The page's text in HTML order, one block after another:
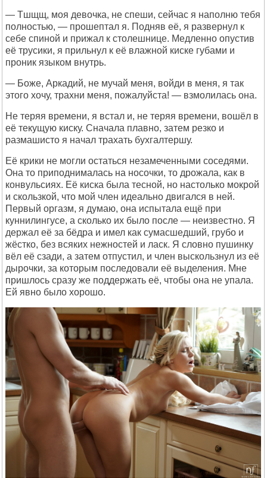
— Тшщщ, моя девочка, не спеши, сейчас я наполню тебя
полностью, — прошептал я. Подняв её, я развернул к
себе спиной и прижал к столешнице. Медленно опустив
её трусики, я прильнул к её влажной киске губами и
проник языком внутрь.
— Боже, Аркадий, не мучай меня, войди в меня, я так
этого хочу, трахни меня, пожалуйста! — взмолилась она.
Не теряя времени, я встал и, не теряя времени, вошёл в
её текущую киску. Сначала плавно, затем резко и
размашисто я начал трахать бухгалтершу.
Её крики не могли остаться незамеченными соседями.
Она то приподнималась на носочки, то дрожала, как в
конвульсиях. Её киска была тесной, но настолько мокрой
и скользкой, что мой член идеально двигался в ней.
Первый оргазм, я думаю, она испытала ещё при
куннилингусе, а сколько их было после — неизвестно. Я
держал её за бёдра и имел как сумасшедший, грубо и
жёстко, без всяких нежностей и ласк. Я словно пушинку
вёл её сзади, а затем отпустил, и член выскользнул из её
дырочки, за которым последовали её выделения. Мне
пришлось сразу же поддержать её, чтобы она не упала.
Ей явно было хорошо.